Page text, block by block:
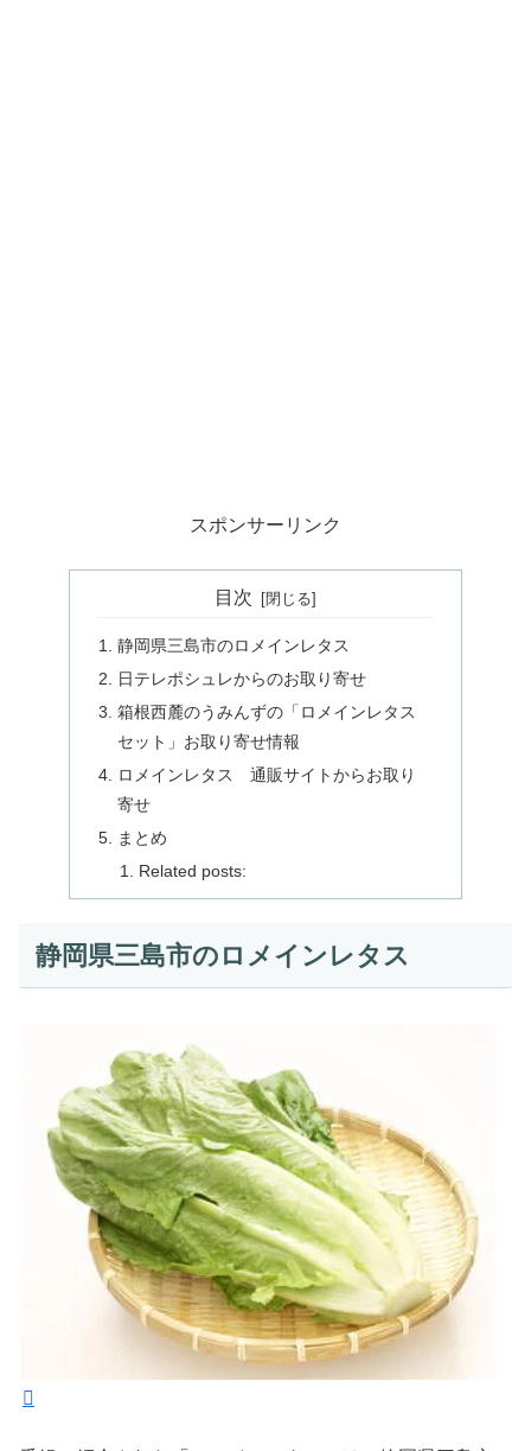
スポンサーリンク
目次
静岡県三島市のロメインレタス
日テレポシュレからのお取り寄せ
箱根西麓のうみんずの「ロメインレタス
セット」お取り寄せ情報
ロメインレタス 通販サイトからお取り
寄せ
まとめ
Related posts:
静岡県三島市のロメインレタス